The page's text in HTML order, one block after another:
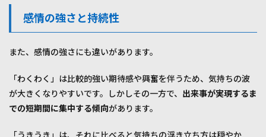
感情の強さと持続性
また、感情の強さにも違いがあります。
「わくわく」は比較的強い期待感や興奮を伴うため、気持ちの波
が大きくなりやすいです。しかしその一方で、 出来事が実現するま
での短期間に集中する傾向があります。
「うきうき」は、それに比べると気持ちの浮き立ち方は穏やか